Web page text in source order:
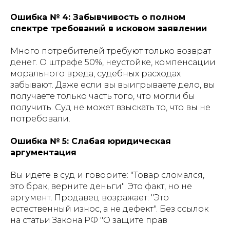
Ошибка № 4: Забывчивость о полном
спектре требований в исковом заявлении
Много потребителей требуют только возврат
денег. О штрафе 50%, неустойке, компенсации
морального вреда, судебных расходах
забывают. Даже если вы выигрываете дело, вы
получаете только часть того, что могли бы
получить. Суд не может взыскать то, что вы не
потребовали.
Ошибка № 5: Слабая юридическая
аргументация
Вы идете в суд и говорите: "Товар сломался,
это брак, верните деньги". Это факт, но не
аргумент. Продавец возражает: "Это
естественный износ, а не дефект". Без ссылок
на статьи Закона РФ "О защите прав